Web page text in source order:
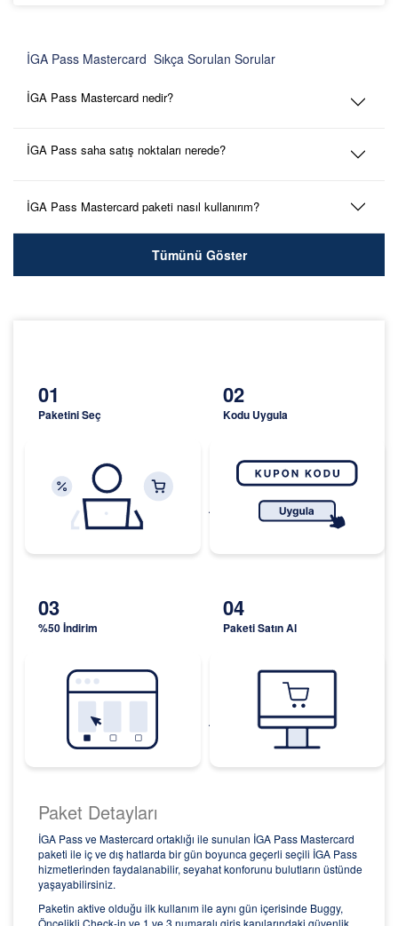
İGA Pass Mastercard Sıkça Sorulan Sorular
İGA Pass Mastercard nedir?
İGA Pass saha satış noktaları nerede?
İGA Pass Mastercard paketi nasıl kullanırım?
Tümünü Göster
01
Paketini Seç
02
Kodu Uygula
03
%50 İndirim
04
Paketi Satın Al
Paket Detayları
İGA Pass ve Mastercard ortaklığı ile sunulan İGA Pass Mastercard
paketi ile iç ve dış hatlarda bir gün boyunca geçerli seçili İGA Pass
hizmetlerinden faydalanabilir, seyahat konforunu bulutların üstünde
yaşayabilirsiniz.
Paketin aktive olduğu ilk kullanım ile aynı gün içerisinde Buggy,